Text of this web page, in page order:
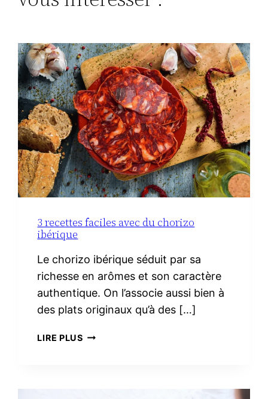
3 recettes faciles avec du chorizo
ibérique
Le chorizo ibérique séduit par sa
richesse en arômes et son caractère
authentique. On l’associe aussi bien à
des plats originaux qu’à des […]
LIRE PLUS3